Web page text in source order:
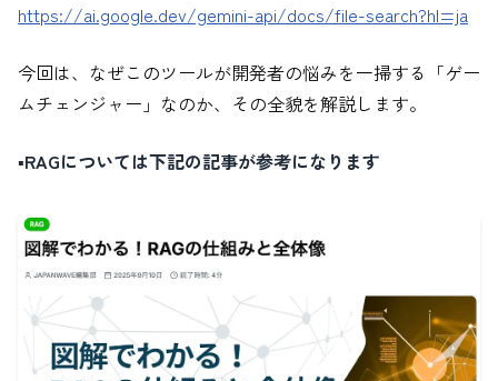
https://ai.google.dev/gemini-api/docs/file-search?hl=ja
今回は、なぜこのツールが開発者の悩みを一掃する「ゲー
ムチェンジャー」なのか、その全貌を解説します。
▪️RAGについては下記の記事が参考になります